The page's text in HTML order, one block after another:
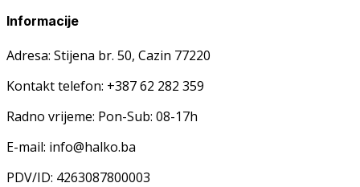
Informacije
Adresa: Stijena br. 50, Cazin 77220
Kontakt telefon: +387 62 282 359
Radno vrijeme: Pon-Sub: 08-17h
E-mail: info@halko.ba
PDV/ID: 4263087800003